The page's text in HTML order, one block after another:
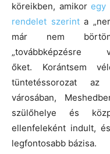
köreikben, amikor egy
rendelet szerinta
már nem
őket. Korántsem
tüntetéssorozat az
városában,
szülőhelye és
ellenfeleként indult,
legfontosabb bázisa.